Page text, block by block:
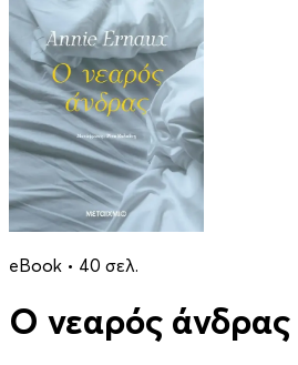
eBook • 40 σελ.
Ο νεαρός άνδρας